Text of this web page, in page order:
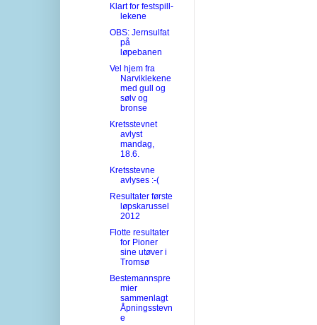
Klart for festspill-
lekene
OBS: Jernsulfat
på
løpebanen
Vel hjem fra
Narviklekene
med gull og
sølv og
bronse
Kretsstevnet
avlyst
mandag,
18.6.
Kretsstevne
avlyses :-(
Resultater første
løpskarussel
2012
Flotte resultater
for Pioner
sine utøver i
Tromsø
Bestemannspre
mier
sammenlagt
Åpningsstevn
e